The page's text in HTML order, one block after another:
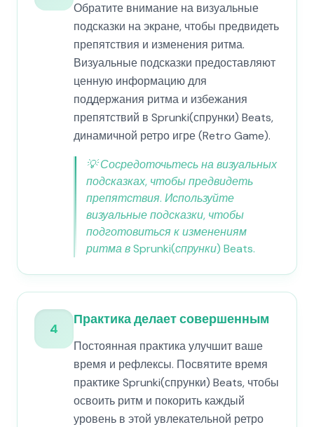
Обратите внимание на визуальные
подсказки на экране, чтобы предвидеть
препятствия и изменения ритма.
Визуальные подсказки предоставляют
ценную информацию для
поддержания ритма и избежания
препятствий в Sprunki(спрунки) Beats,
динамичной ретро игре (Retro Game).
💡Сосредоточьтесь на визуальных
подсказках, чтобы предвидеть
препятствия. Используйте
визуальные подсказки, чтобы
подготовиться к изменениям
ритма в Sprunki(спрунки) Beats.
4
Практика делает совершенным
Постоянная практика улучшит ваше
время и рефлексы. Посвятите время
практике Sprunki(спрунки) Beats, чтобы
освоить ритм и покорить каждый
уровень в этой увлекательной ретро